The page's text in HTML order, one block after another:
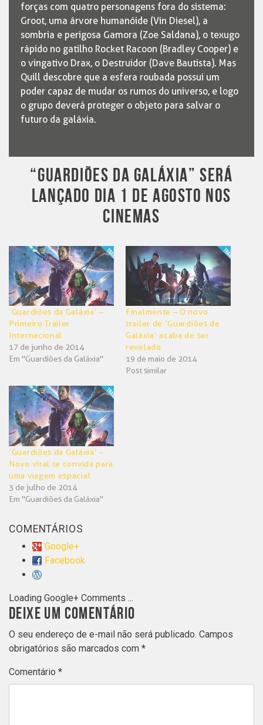
forças com quatro personagens fora do sistema:
Groot, uma árvore humanóide (Vin Diesel), a
sombria e perigosa Gamora (Zoe Saldana), o texugo
rápido no gatilho Rocket Racoon (Bradley Cooper) e
o vingativo Drax, o Destruidor (Dave Bautista). Mas
Quill descobre que a esfera roubada possui um
poder capaz de mudar os rumos do universo, e logo
o grupo deverá proteger o objeto para salvar o
futuro da galáxia.
“GUARDIÕES DA GALÁXIA” SERÁ
LANÇADO DIA 1 DE AGOSTO NOS
CINEMAS
‘Guardiões da Galáxia’ –
Primeiro Trailer
Internacional
17 de junho de 2014
Em "Guardiões da Galáxia"
Finalmente – O novo
trailer de ‘Guardiões da
Galáxia’ acaba de ser
revelado
19 de maio de 2014
Post similar
‘Guardiões da Galáxia’ –
Novo víral te convida para
uma viagem espacial
3 de julho de 2014
Em "Guardiões da Galáxia"
COMENTÁRIOS
Google+
Facebook
Loading Google+ Comments ...
DEIXE UM COMENTÁRIO
O seu endereço de e-mail não será publicado. Campos
obrigatórios são marcados com *
Comentário *